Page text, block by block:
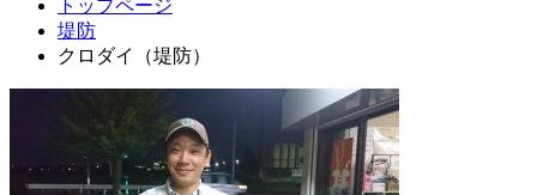
トップページ
堤防
クロダイ（堤防）